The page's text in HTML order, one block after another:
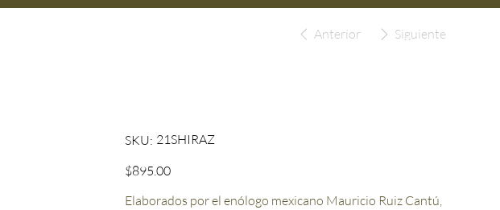
Anterior Siguiente
SKU:
SKU
21SHIRAZ
21SHIRAZ
Precio
$895.00
Elaborados por el enólogo mexicano Mauricio Ruiz Cantú,